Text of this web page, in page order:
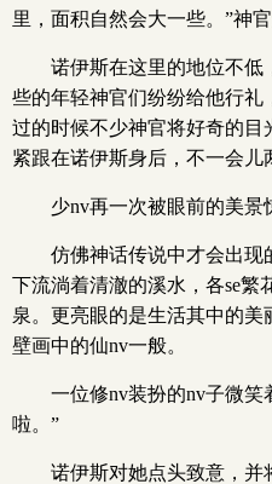
里，面积自然会大一些。”神官
诺伊斯在这里的地位不低
些的年轻神官们纷纷给他行
过的时候不少神官将好奇的
紧跟在诺伊斯身后，不一会儿
少nv再一次被眼前的美景
仿佛神话传说中才会出现
下流淌着清澈的溪水，各se繁
泉。更亮眼的是生活其中的
壁画中的仙nv一般。
一位修nv装扮的nv子微笑
啦。”
诺伊斯对她点头致意，并